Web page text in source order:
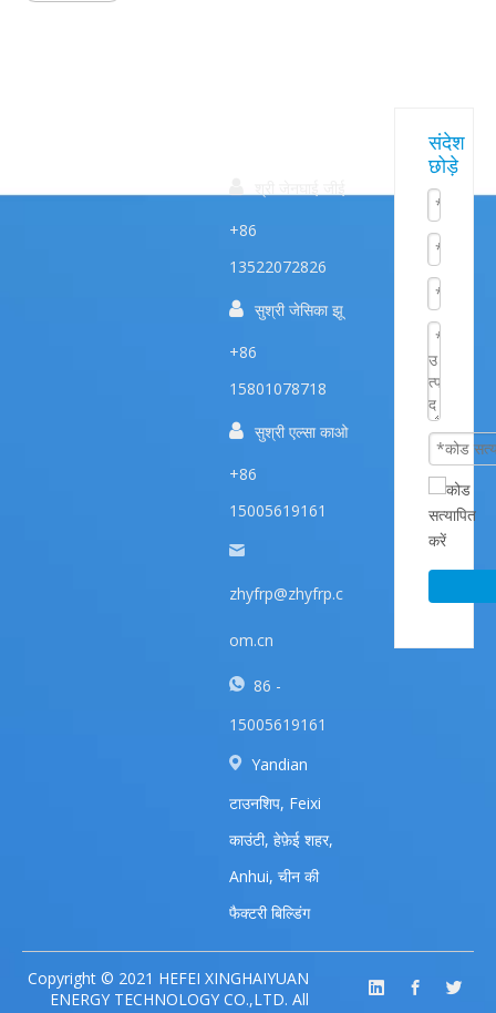
+86
13522072826
 सुश्री जेसिका झू
+86
15801078718
 सुश्री एल्सा काओ
+86
15005619161
zhyfrp@zhyfrp.c
om.cn
86 -
15005619161
Yandian
टाउनशिप, Feixi
काउंटी, हेफ़ेई शहर,
Anhui, चीन की
फैक्टरी बिल्डिंग
संदेश
छोड़े
Copyright © 2021 HEFEI XINGHAIYUAN
ENERGY TECHNOLOGY CO.,LTD. All